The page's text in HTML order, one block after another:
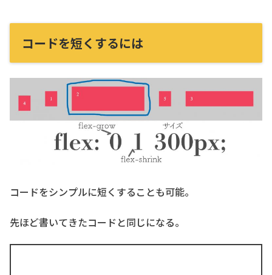
コードを短くするには
コードをシンプルに短くすることも可能。
先ほど書いてきたコードと同じになる。